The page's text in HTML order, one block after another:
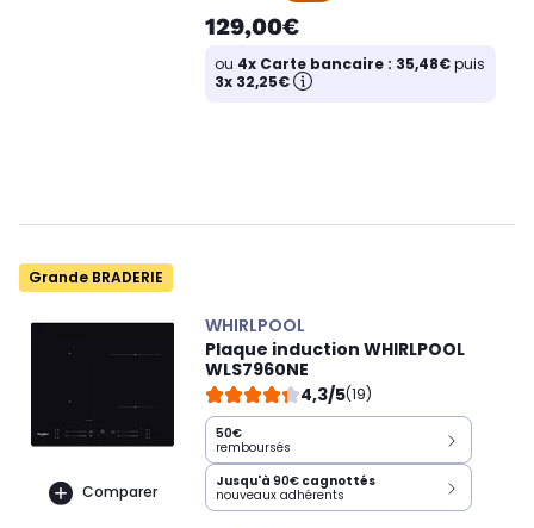
129,00€
ou 4x Carte bancaire : 35,48€puis
3x 32,25€
Grande BRADERIE
Comparer
WHIRLPOOL
Plaque induction WHIRLPOOL
WLS7960NE
4,3/5(19)
50€
remboursés
Jusqu'à 90€ cagnottés
nouveaux adhérents